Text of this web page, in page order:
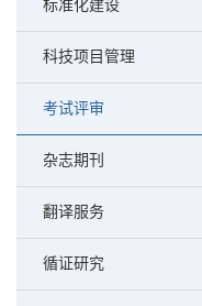
标准化建设
科技项目管理
考试评审
杂志期刊
翻译服务
循证研究